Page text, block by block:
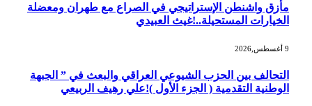
مأزق واشنطن الإستراتيجي في الصراع مع طهران ومعضلة
الخيارات المستحيلة..!غيث العبيدي
التحالف بين الحزب الشيوعي العراقي والبعث في ” الجبهة
الوطنية التقدمية ( الجزء الأول )!علي رهيف الربيعي